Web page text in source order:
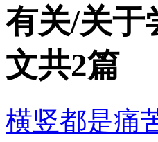
有关/关于
文共2篇
横竖都是痛